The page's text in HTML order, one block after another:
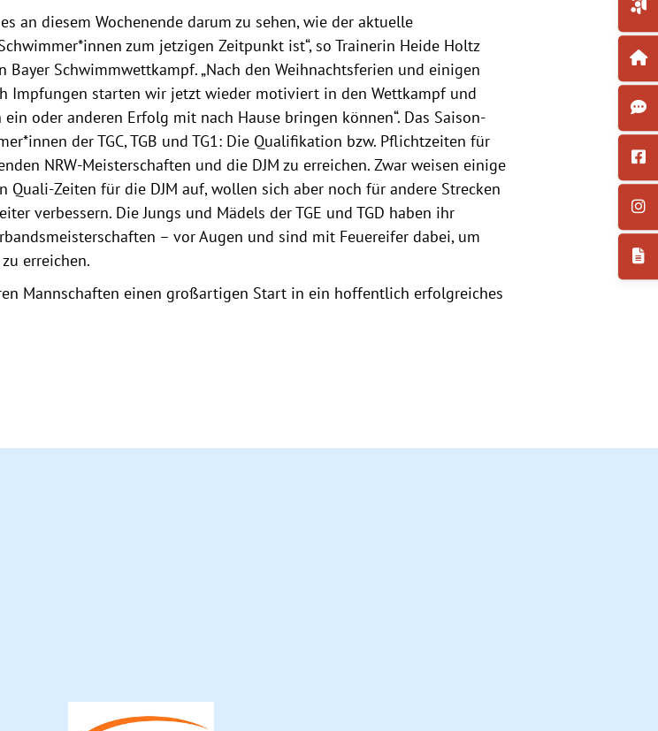
an diesem Wochenende darum zu sehen, wie der aktuelle
zum jetzigen Zeitpunkt ist“, so Trainerin Heide Holtz
Bayer Schwimmwettkampf. „Nach den Weihnachtsferien und einigen
Impfungen starten wir jetzt wieder motiviert in den Wettkampf und
oder anderen Erfolg mit nach Hause bringen können“. Das Saison-
der TGC, TGB und TG1: Die Qualifikation bzw. Pflichtzeiten für
NRW-Meisterschaften und die DJM zu erreichen. Zwar weisen einige
Quali-Zeiten für die DJM auf, wollen sich aber noch für andere Strecken
verbessern. Die Jungs und Mädels der TGE und TGD haben ihr
– vor Augen und sind mit Feuereifer dabei, um
erreichen.
Mannschaften einen großartigen Start in ein hoffentlich erfolgreiches